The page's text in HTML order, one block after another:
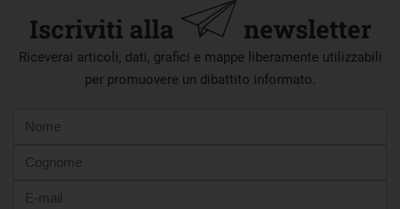
Iscriviti alla newsletter
Riceverai articoli, dati, grafici e mappe liberamente utilizzabili
per promuovere un dibattito informato.
mail